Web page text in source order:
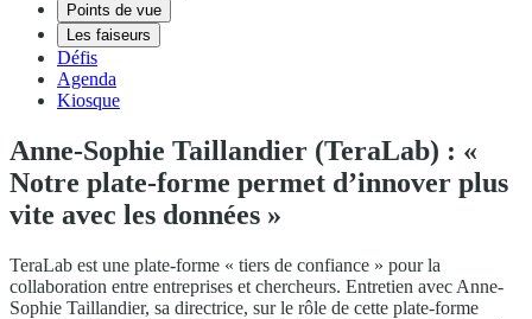
Points de vue
Les faiseurs
Défis
Agenda
Kiosque
Anne-Sophie Taillandier (TeraLab) : «
Notre plate-forme permet d’innover plus
vite avec les données »
TeraLab est une plate-forme « tiers de confiance » pour la
collaboration entre entreprises et chercheurs. Entretien avec Anne-
Sophie Taillandier, sa directrice, sur le rôle de cette plate-forme